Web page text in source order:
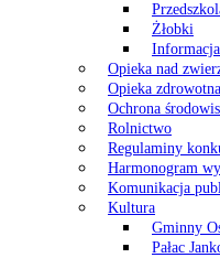
Żłobki
Opieka nad
Opieka zdrowotna
Ochrona
Rolnictwo
Regulaminy
Harmonogram
Komunikacja
Kultura
Gminny
Pałac